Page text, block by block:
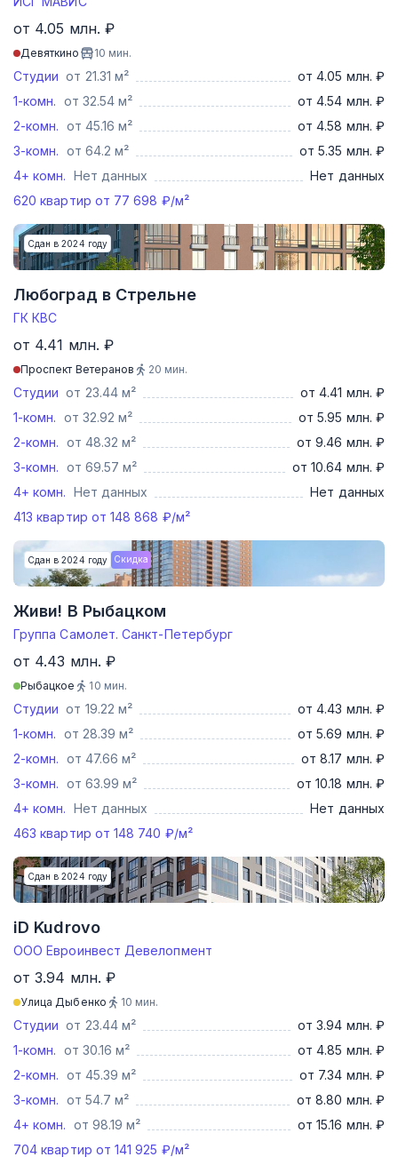
от 4.05 млн. ₽
Девяткино 10 мин.
Студии от 21.31 м²
от 4.05 млн. ₽
1-комн. от 32.54 м²
от 4.54 млн. ₽
2-комн. от 45.16 м²
от 4.58 млн. ₽
3-комн. от 64.2 м²
от 5.35 млн. ₽
4+ комн. Нет данных
Нет данных
620 квартир от 77 698 ₽/м²
Сдан в 2024 году
Любоград в Стрельне
ГК КВС
от 4.41 млн. ₽
Проспект Ветеранов 20 мин.
Студии от 23.44 м²
от 4.41 млн. ₽
1-комн. от 32.92 м²
от 5.95 млн. ₽
2-комн. от 48.32 м²
от 9.46 млн. ₽
3-комн. от 69.57 м²
от 10.64 млн. ₽
4+ комн. Нет данных
Нет данных
413 квартир от148 868 ₽/м²
Сдан в 2024 году Скидка
Живи! В Рыбацком
Группа Самолет. Санкт-Петербург
от 4.43 млн. ₽
Рыбацкое 10 мин.
Студии от 19.22 м²
от 4.43 млн. ₽
1-комн. от 28.39 м²
от 5.69 млн. ₽
2-комн. от 47.66 м²
от 8.17 млн. ₽
3-комн. от 63.99 м²
от 10.18 млн. ₽
4+ комн. Нет данных
Нет данных
463 квартир от148 740 ₽/м²
Сдан в 2024 году
iD Kudrovo
ООО Евроинвест Девелопмент
от 3.94 млн. ₽
Улица Дыбенко 10 мин.
Студии от 23.44 м²
от 3.94 млн. ₽
1-комн. от 30.16 м²
от 4.85 млн. ₽
2-комн. от 45.39 м²
от 7.34 млн. ₽
3-комн. от 54.7 м²
от 8.80 млн. ₽
4+ комн. от 98.19 м²
от 15.16 млн. ₽
704 квартир от141 925 ₽/м²